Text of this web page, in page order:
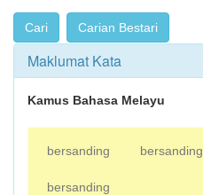
Maklumat Kata
Kamus Bahasa Melayu
bersanding bersanding
bersanding